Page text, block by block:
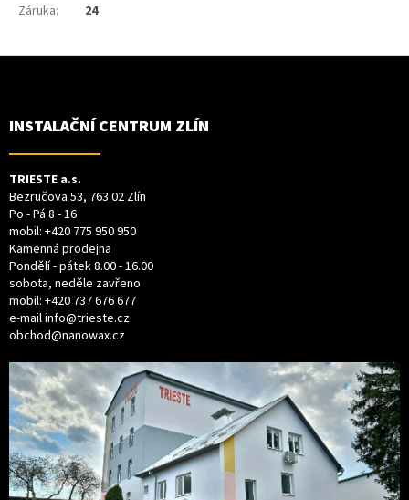
Záruka: 24
Z
INSTALAČNÍ CENTRUM ZLÍN
TRIESTE a.s.
Bezručova 53, 763 02 Zlín
Po - Pá 8 - 16
mobil: +420 775 950 950
Kamenná prodejna
Pondělí - pátek 8.00 - 16.00
sobota, neděle zavřeno
mobil: +420 737 676 677
e-mailinfo@trieste.cz
obchod@nanowax.cz